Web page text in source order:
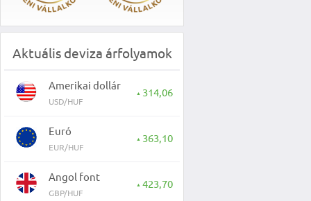
Aktuális deviza árfolyamok
Amerikai dollár
USD/HUF
▲ 314,06
Euró
EUR/HUF
▲ 363,10
Angol font
GBP/HUF
▲ 423,70